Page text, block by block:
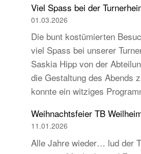
2026
–
Beständig
und
traditionell,
aber
auch
jugend-
und
Viel Spass bei der
01.03.2026
Die bunt kostümierten
viel Spass bei unserer
Saskia Hipp von der
die Gestaltung des Abends
konnte ein witziges
Weihnachtsfeier TB
11.01.2026
Alle Jahre wieder… lud der